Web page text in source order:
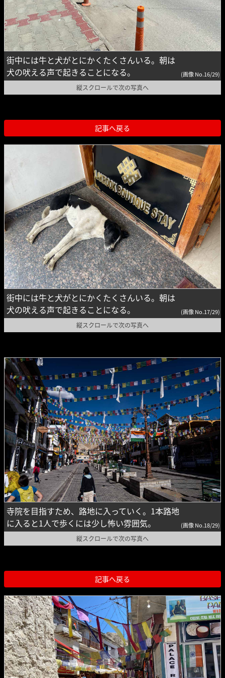
街中には牛と犬がとにかくたくさんいる。朝は
犬の吠える声で起きることになる。
(画像 No.16/29)
縦スクロールで次の写真へ
記事へ戻る
街中には牛と犬がとにかくたくさんいる。朝は
犬の吠える声で起きることになる。
(画像 No.17/29)
縦スクロールで次の写真へ
寺院を目指すため、路地に入っていく。1本路地
に入ると1人で歩くには少し怖い雰囲気。
(画像 No.18/29)
縦スクロールで次の写真へ
記事へ戻る